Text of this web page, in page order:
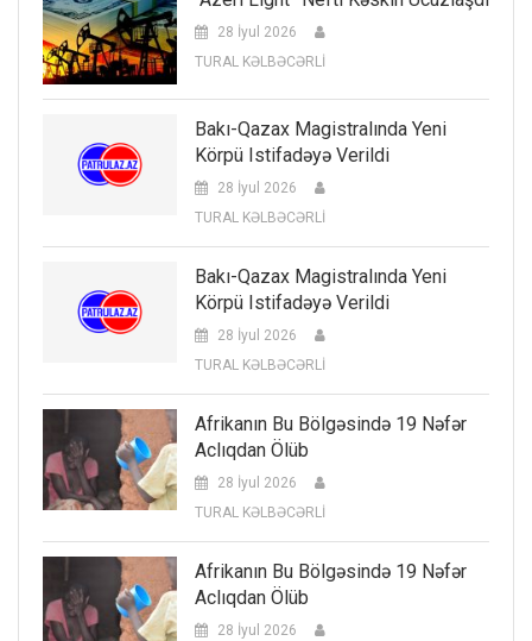
28 İyul 2026
TURAL KƏLBƏCƏRLİ
Bakı-Qazax Magistralında Yeni
Körpü Istifadəyə Verildi
28 İyul 2026
TURAL KƏLBƏCƏRLİ
Bakı-Qazax Magistralında Yeni
Körpü Istifadəyə Verildi
28 İyul 2026
TURAL KƏLBƏCƏRLİ
Afrikanın Bu Bölgəsində 19 Nəfər
Aclıqdan Ölüb
28 İyul 2026
TURAL KƏLBƏCƏRLİ
Afrikanın Bu Bölgəsində 19 Nəfər
Aclıqdan Ölüb
28 İyul 2026